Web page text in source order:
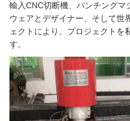
輸入CNC切断機、パンチングマ
ウェアとデザイナー、そして世
ェクトにより、プロジェクトを
す。